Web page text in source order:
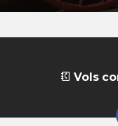
Vols